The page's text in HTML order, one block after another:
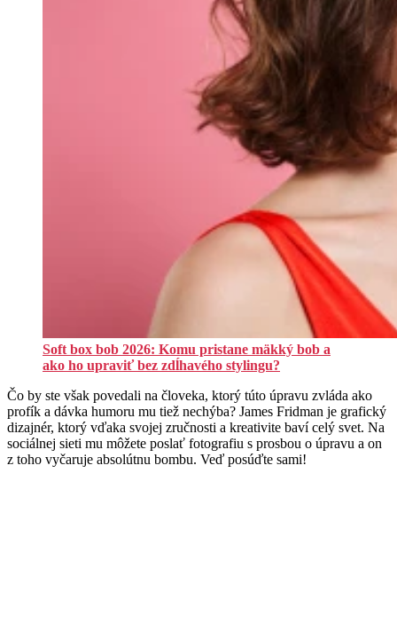
Soft box bob 2026: Komu pristane mäkký bob a
ako ho upraviť bez zdĺhavého stylingu?
Čo by ste však povedali na človeka, ktorý túto úpravu zvláda ako
profík a dávka humoru mu tiež nechýba? James Fridman je grafický
dizajnér, ktorý vďaka svojej zručnosti a kreativite baví celý svet. Na
sociálnej sieti mu môžete poslať fotografiu s prosbou o úpravu a on
z toho vyčaruje absolútnu bombu. Veď posúďte sami!